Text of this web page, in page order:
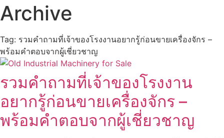
Archive
Tag: รวมคำถามที่เจ้าของโรงงานอยากรู้ก่อนขายเครื่องจักร –
พร้อมคำตอบจากผู้เชี่ยวชาญ
รวมคำถามที่เจ้าของโรงงาน
อยากรู้ก่อนขายเครื่องจักร –
พร้อมคำตอบจากผู้เชี่ยวชาญ